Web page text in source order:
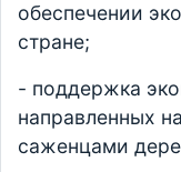
обеспечении
стране;
- поддержка
направленных
саженцами